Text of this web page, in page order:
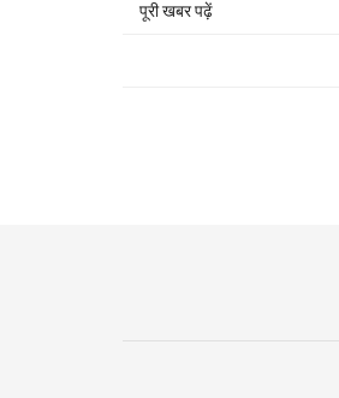
पूरी खबर पढ़ें